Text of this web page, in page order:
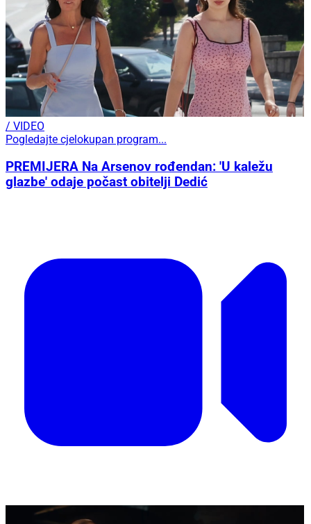
/ VIDEO
Pogledajte cjelokupan program...
PREMIJERA Na Arsenov rođendan: 'U kaležu
glazbe' odaje počast obitelji Dedić